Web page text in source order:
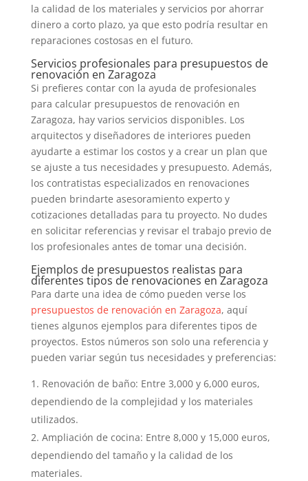
la calidad de los materiales y servicios por ahorrar
dinero a corto plazo, ya que esto podría resultar en
reparaciones costosas en el futuro.
Servicios profesionales para presupuestos de
renovación en Zaragoza
Si prefieres contar con la ayuda de profesionales
para calcular presupuestos de renovación en
Zaragoza, hay varios servicios disponibles. Los
arquitectos y diseñadores de interiores pueden
ayudarte a estimar los costos y a crear un plan que
se ajuste a tus necesidades y presupuesto. Además,
los contratistas especializados en renovaciones
pueden brindarte asesoramiento experto y
cotizaciones detalladas para tu proyecto. No dudes
en solicitar referencias y revisar el trabajo previo de
los profesionales antes de tomar una decisión.
Ejemplos de presupuestos realistas para
diferentes tipos de renovaciones en Zaragoza
Para darte una idea de cómo pueden verse los
presupuestos de renovación en Zaragoza, aquí
tienes algunos ejemplos para diferentes tipos de
proyectos. Estos números son solo una referencia y
pueden variar según tus necesidades y preferencias:
Renovación de baño: Entre 3,000 y 6,000 euros,
dependiendo de la complejidad y los materiales
utilizados.
Ampliación de cocina: Entre 8,000 y 15,000 euros,
dependiendo del tamaño y la calidad de los
materiales.